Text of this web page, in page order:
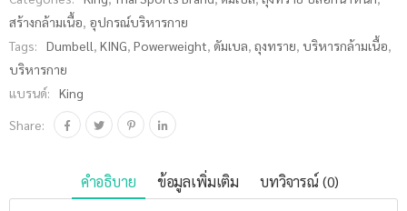
สร้างกล้ามเนื้อ, อุปกรณ์บริหารกาย
Tags:
Dumbell, KING, Powerweight, ดัมเบล, ถุงทราย, บริหารกล้ามเนื้อ,
บริหารกาย
แบรนด์:
King
Share:
คำอธิบาย ข้อมูลเพิ่มเติม บทวิจารณ์ (0)